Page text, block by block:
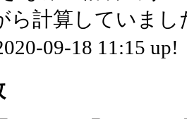
ら計算していまし
09-18 11:15 up!